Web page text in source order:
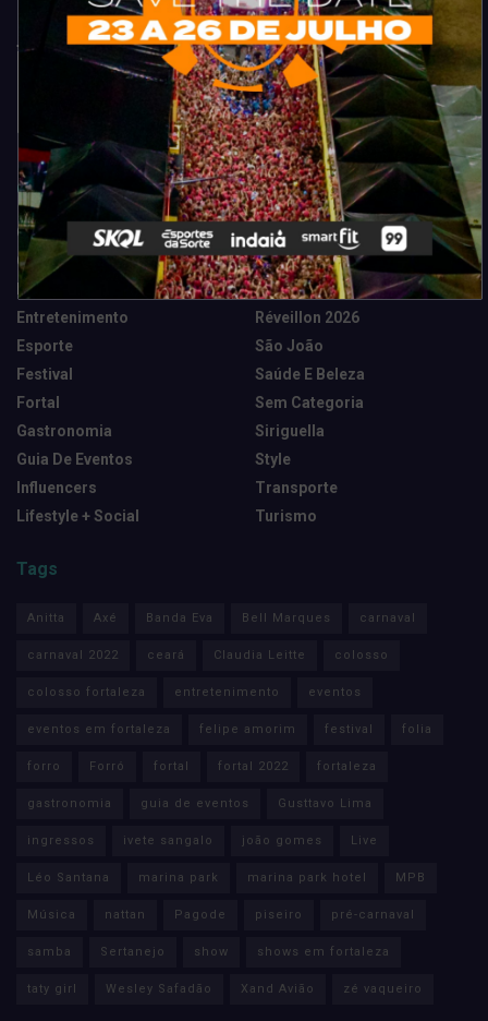
Categorias
Camarote Vip Junino
Cidade
Destaques
Entretenimento
Esporte
Festival
Fortal
Gastronomia
Guia De Eventos
Influencers
Lifestyle + Social
Marketing E Negócios
Música
News Tech
Réveillon 2026
São João
Saúde E Beleza
Sem Categoria
Siriguella
Style
Transporte
Turismo
Tags
Anitta Axé Banda Eva Bell Marques carnaval
carnaval 2022 ceará Claudia Leitte colosso
colosso fortaleza entretenimento eventos
eventos em fortaleza felipe amorim festival folia
forro Forró fortal fortal 2022 fortaleza
gastronomia guia de eventos Gusttavo Lima
ingressos ivete sangalo joão gomes Live
Léo Santana marina park marina park hotel MPB
Música nattan Pagode piseiro pré-carnaval
samba Sertanejo show shows em fortaleza
taty girl Wesley Safadão Xand Avião zé vaqueiro